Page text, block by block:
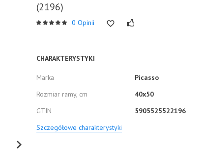
(2196)
0 Opinii
CHARAKTERYSTYKI
Marka
Picasso
Rozmiar ramy, cm
40x50
GTIN
5905525522196
Szczegółowe charakterystyki